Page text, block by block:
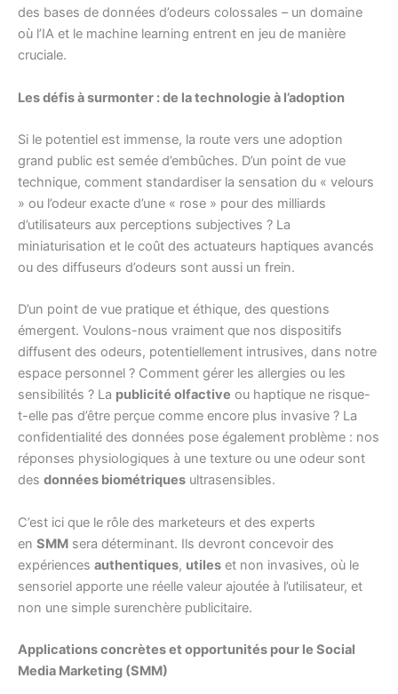
des bases de données d’odeurs colossales – un domaine
où l’IA et le machine learning entrent en jeu de manière
cruciale.
Les défis à surmonter : de la technologie à l’adoption
Si le potentiel est immense, la route vers une adoption
grand public est semée d’embûches. D’un point de vue
technique, comment standardiser la sensation du « velours
» ou l’odeur exacte d’une « rose » pour des milliards
d’utilisateurs aux perceptions subjectives ? La
miniaturisation et le coût des actuateurs haptiques avancés
ou des diffuseurs d’odeurs sont aussi un frein.
D’un point de vue pratique et éthique, des questions
émergent. Voulons-nous vraiment que nos dispositifs
diffusent des odeurs, potentiellement intrusives, dans notre
espace personnel ? Comment gérer les allergies ou les
sensibilités ? La publicité olfactive ou haptique ne risque-
t-elle pas d’être perçue comme encore plus invasive ? La
confidentialité des données pose également problème : nos
réponses physiologiques à une texture ou une odeur sont
des données biométriques ultrasensibles.
C’est ici que le rôle des marketeurs et des experts
en SMM sera déterminant. Ils devront concevoir des
expériences authentiques, utiles et non invasives, où le
sensoriel apporte une réelle valeur ajoutée à l’utilisateur, et
non une simple surenchère publicitaire.
Applications concrètes et opportunités pour le Social
Media Marketing (SMM)